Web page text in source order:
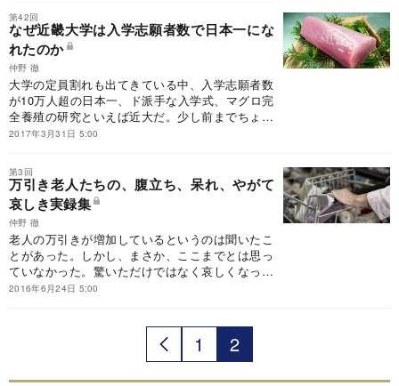
読めば、想像力に富んだ子を育てるためにも参考
になるだろう。
第42回
なぜ近畿大学は入学志願者数で日本一にな
れたのか
仲野 徹
大学の定員割れも出てきている中、入学志願者数
が10万人超の日本一、ド派手な入学式、マグロ完
全養殖の研究といえば近大だ。少し前までちょっ
と垢抜けしないバンカラのイメージだったが、今
できたのか――。
2017年3月31日 5:00
第3回
万引き老人たちの、腹立ち、呆れ、やがて
哀しき実録集
仲野 徹
老人の万引きが増加しているというのは聞いたこ
とがあった。しかし、まさか、ここまでとは思っ
ていなかった。驚いただけではなく哀しくなって
しまったが、こういう現実を直視せずに現代社会
2016年6月24日 5:00
1 2